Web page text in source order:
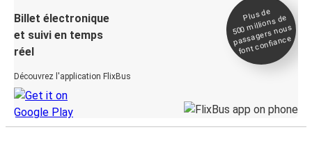
Billet électronique
et suivi en temps
réel
Découvrez l'application FlixBus
Plus de
500
millions de
passagers nous
font confiance